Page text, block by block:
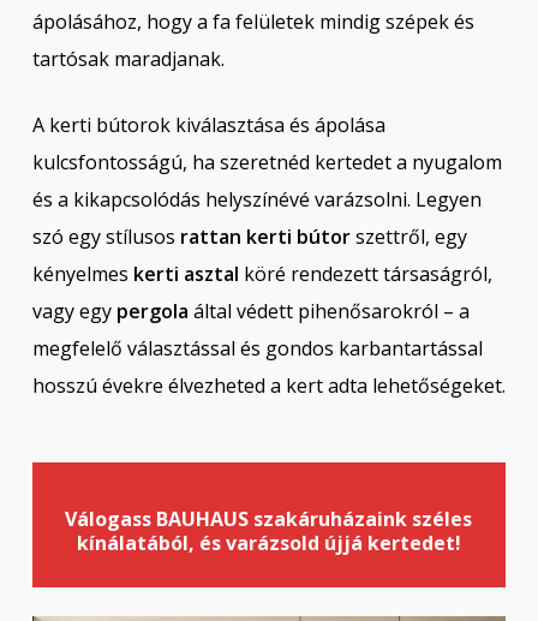
ápolásához, hogy a fa felületek mindig szépek és
tartósak maradjanak.
A kerti bútorok kiválasztása és ápolása
kulcsfontosságú, ha szeretnéd kertedet a nyugalom
és a kikapcsolódás helyszínévé varázsolni. Legyen
szó egy stílusos rattan kerti bútorszettről, egy
kényelmes kerti asztal köré rendezett társaságról,
vagy egy pergola által védett pihenősarokról – a
megfelelő választással és gondos karbantartással
hosszú évekre élvezheted a kert adta lehetőségeket.
Válogass BAUHAUS szakáruházaink széles
kínálatából, és varázsold újjá kertedet!